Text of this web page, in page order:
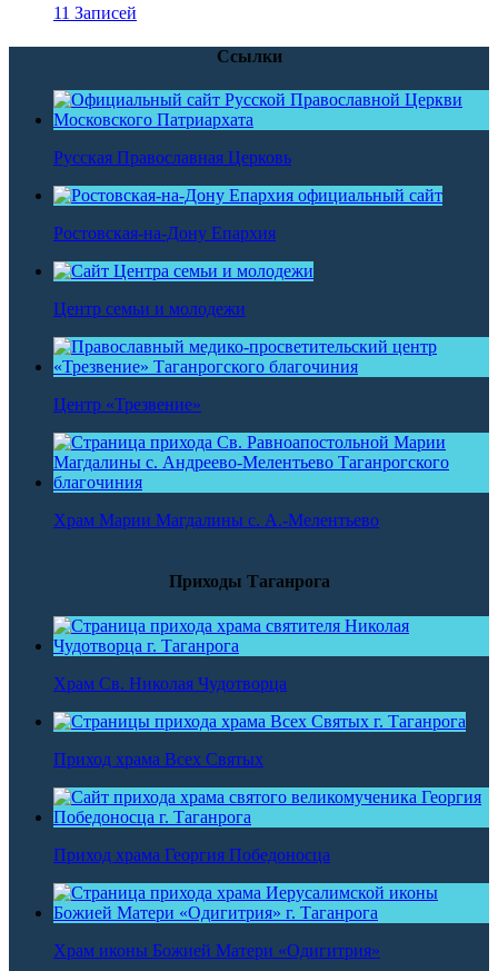
11 Записей
Ссылки
Русская Православная Церковь
Ростовская-на-Дону Епархия
Центр семьи и молодежи
Центр «Трезвение»
Храм Марии Магдалины с. А.-Мелентьево
Приходы Таганрога
Храм Св. Николая Чудотворца
Приход храма Всех Святых
Приход храма Георгия Победоносца
Храм иконы Божией Матери «Одигитрия»